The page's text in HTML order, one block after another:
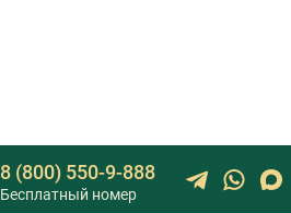
8 (800) 550-9-888
Бесплатный номер